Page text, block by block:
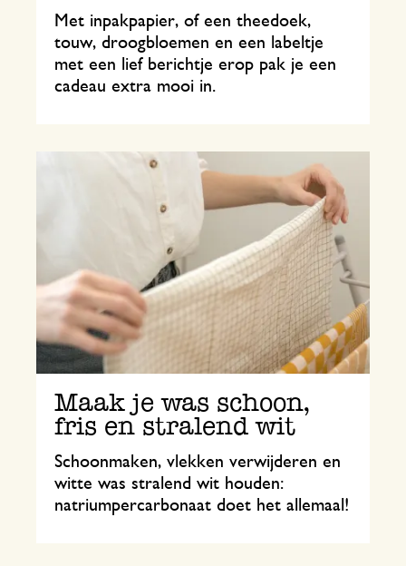
Met inpakpapier, of een theedoek,
touw, droogbloemen en een labeltje
met een lief berichtje erop pak je een
cadeau extra mooi in.
Maak je was schoon,
fris en stralend wit
Schoonmaken, vlekken verwijderen en
witte was stralend wit houden:
natriumpercarbonaat doet het allemaal!